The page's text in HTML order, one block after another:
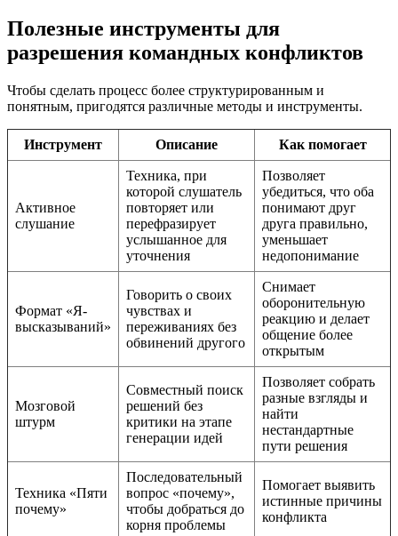
Полезные инструменты для
разрешения командных конфликтов
Чтобы сделать процесс более структурированным и
понятным, пригодятся различные методы и инструменты.
Инструмент Описание Как помогает
Активное
слушание
Техника, при
которой слушатель
повторяет или
перефразирует
услышанное для
уточнения
Позволяет
убедиться, что оба
понимают друг
друга правильно,
уменьшает
недопонимание
Формат «Я-
высказываний»
Говорить о своих
чувствах и
переживаниях без
обвинений другого
Снимает
оборонительную
реакцию и делает
общение более
открытым
Мозговой
штурм
Совместный поиск
решений без
критики на этапе
генерации идей
Позволяет собрать
разные взгляды и
найти
нестандартные
пути решения
Техника «Пяти
почему»
Последовательный
вопрос «почему»,
чтобы добраться до
корня проблемы
Помогает выявить
истинные причины
конфликта